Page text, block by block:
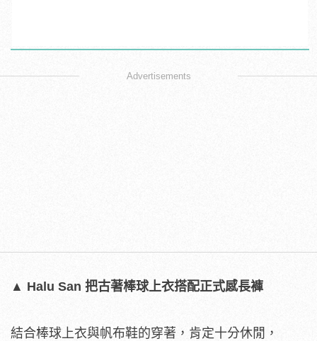
Advertisements
▲ Halu San 把古著棒球上衣搭配正式感長褲
結合棒球上衣與帆布鞋的穿著，肯定十分休閒，